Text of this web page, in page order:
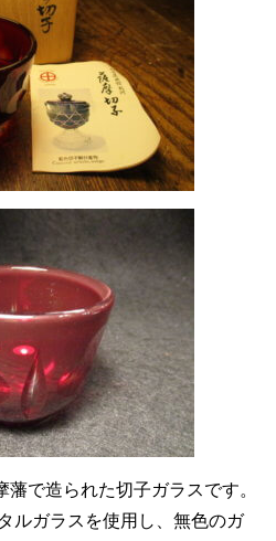
で造られた切子ガラスです。
ルガラスを使用し、無色のガ